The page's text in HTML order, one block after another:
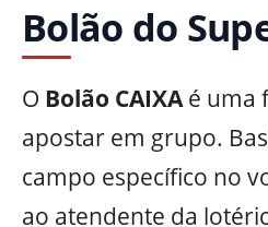
Bolão do
O Bolão CAIXAé uma
apostar em grupo.
campo específico no
ao atendente da